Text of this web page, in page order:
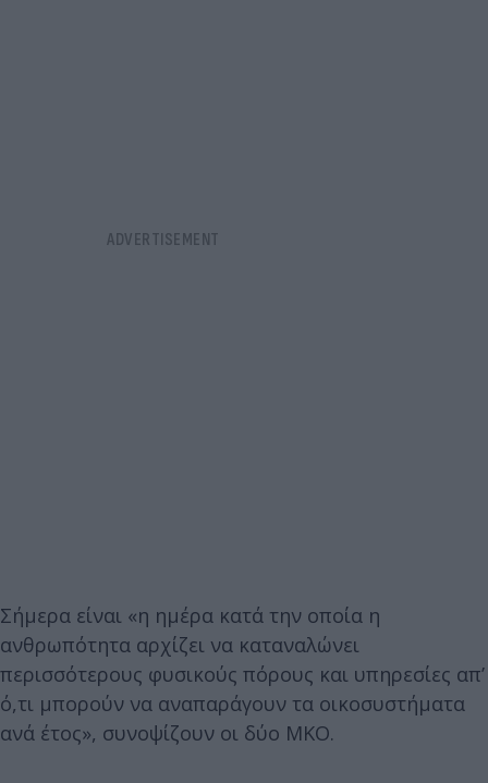
Σήμερα είναι «η ημέρα κατά την οποία η
ανθρωπότητα αρχίζει να καταναλώνει
περισσότερους φυσικούς πόρους και υπηρεσίες απ’
ό,τι μπορούν να αναπαράγουν τα οικοσυστήματα
ανά έτος», συνοψίζουν οι δύο ΜΚΟ.